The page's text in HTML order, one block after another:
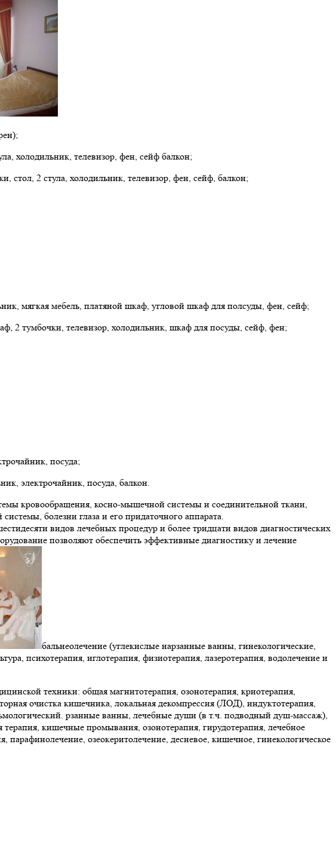
холодильник, телевизор, фен, сейф балкон;
2 стула, холодильник, телевизор, фен, сейф, балкон;
мягкая мебель, платяной шкаф, угловой шкаф для полсуды, фен, сейф;
2 тумбочки, телевизор, холодильник, шкаф для посуды, сейф, фен;
посуда;
электрочайник, посуда, балкон.
кровообращения, косно-мышечной системы и соединительной ткани,
болезни глаза и его придаточного аппарата.
видов лечебных процедур и более тридцати видов диагностических
позволяют обеспечить эффективные диагностику и лечение
бальнеолечение (углекислые нарзанные ванны, гинекологические,
психотерапия, иглотерапия, физиотерапия, лазеротерапия, водолечение и
техники: общая магнитотерапия, озонотерапия, криотерапия,
очистка кишечника, локальная декомпрессия (ЛОД), индуктотерапия,
рзанные ванны, лечебные души (в т.ч. подводный душ-массаж),
терапия, кишечные промывания, озонотерапия, гирудотерапия, лечебное
озеокеритолечение, десневое, кишечное, гинекологическое